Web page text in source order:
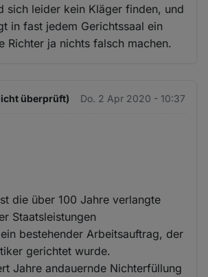
sich leider kein Kläger finden, und
in fast jedem Gerichtssaal ein
Richter ja nichts falsch machen.
überprüft) Do. 2 Apr 2020 - 10:37
die über 100 Jahre verlangte
Staatsleistungen
bestehender Arbeitsauftrag, der
gerichtet wurde.
Jahre andauernde Nichterfüllung